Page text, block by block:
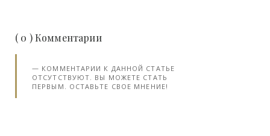
( 0 ) Комментарии
КОММЕНТАРИИ К ДАННОЙ СТАТЬЕ
ОТСУТСТВУЮТ. ВЫ МОЖЕТЕ СТАТЬ
ПЕРВЫМ. ОСТАВЬТЕ СВОЕ МНЕНИЕ!